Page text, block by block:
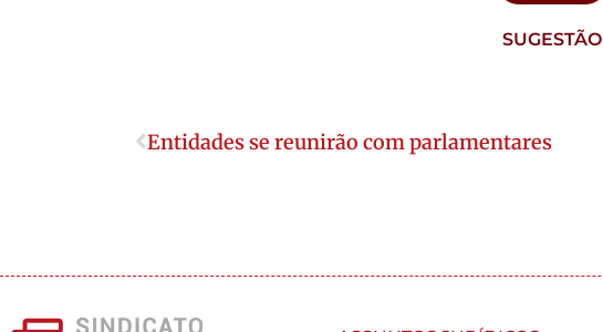
SUGESTÃO
Entidades se reunirão com parlamentares